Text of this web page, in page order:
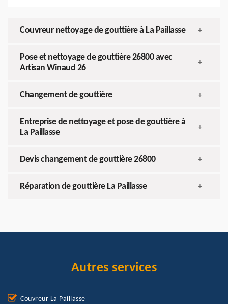
Couvreur nettoyage de gouttière à La Paillasse +
Pose et nettoyage de gouttière 26800 avec
Artisan Winaud 26
+
Changement de gouttière +
Entreprise de nettoyage et pose de gouttière à
La Paillasse
+
Devis changement de gouttière 26800 +
Réparation de gouttière La Paillasse +
Autres services
Couvreur La Paillasse